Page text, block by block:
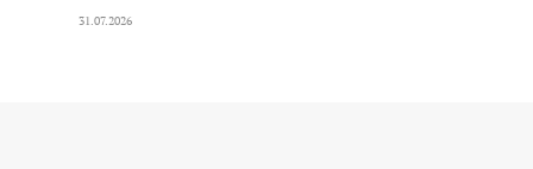
31.07.2026